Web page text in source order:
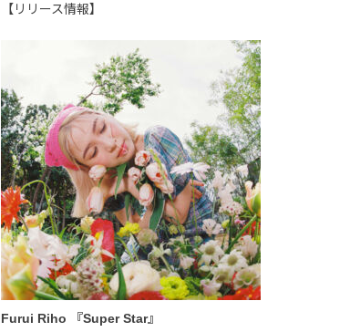
【リリース情報】
Furui Riho 『Super Star』